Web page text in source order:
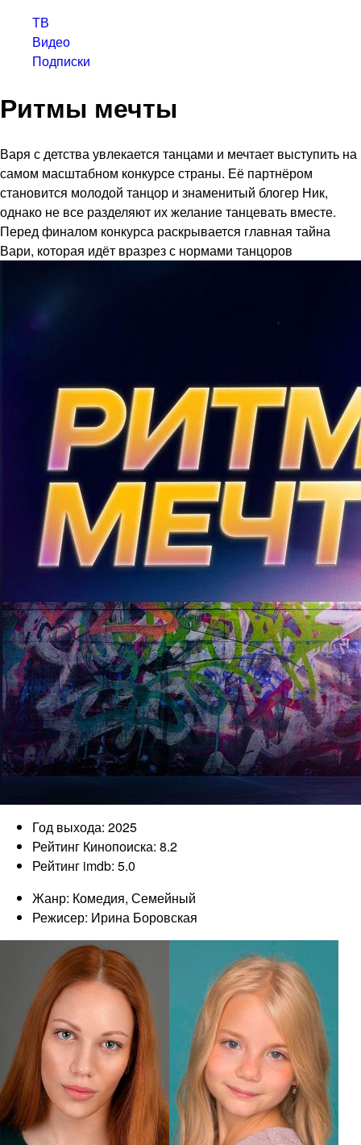
ТВ
Видео
Подписки
Ритмы мечты
Варя с детства увлекается танцами и мечтает выступить на
самом масштабном конкурсе страны. Её партнёром
становится молодой танцор и знаменитый блогер Ник,
однако не все разделяют их желание танцевать вместе.
Перед финалом конкурса раскрывается главная тайна
Вари, которая идёт вразрез с нормами танцоров
Год выхода: 2025
Рейтинг Кинопоиска: 8.2
Рейтинг imdb: 5.0
Жанр: Комедия, Семейный
Режисер: Ирина Боровская